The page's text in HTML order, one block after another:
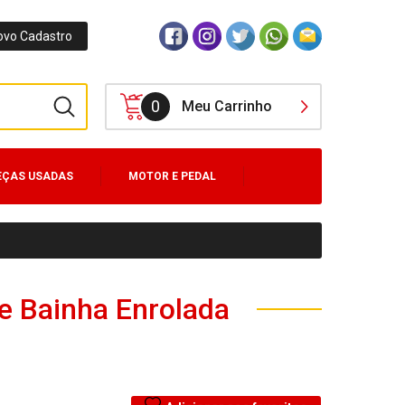
Cadastro
0 Meu Carrinho
USADAS MOTOR E PEDAL
Bainha Enrolada